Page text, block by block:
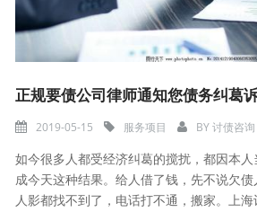
正规要债公司律师通知您债务纠葛
2019-05-15 服务项目 BY讨债咨询
如今很多人都受经济纠葛的搅扰，都因本
成今天这种结果。给人借了钱，先不说欠
人影都找不到了，电话打不通，搬家。上海